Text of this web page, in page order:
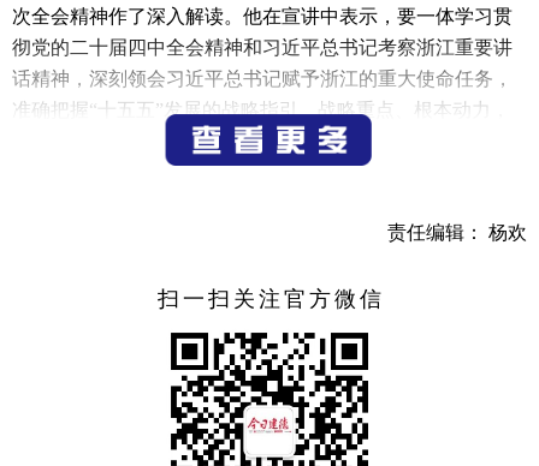
次全会精神作了深入解读。他在宣讲中表示，要一体学习贯
彻党的二十届四中全会精神和习近平总书记考察浙江重要讲
话精神，深刻领会习近平总书记赋予浙江的重大使命任务，
准确把握“十五五”发展的战略指引、战略重点、根本动力，
做到“5个必须”，聚焦聚力“六个重大突破、六个更加”，以改
革创新为根本动力，奋力推动高质量发展建设共同富裕示范
刘非在主持报告会时强调，全市各级党组织和广大党员
干部要提高政治站位，把学习贯彻党的二十届四中全会精神
作为当前和今后一个时期的重大政治任务，一体学习贯彻习
近平总书记考察浙江重要讲话精神特别是“4+1”重要要求，兴
起学习宣传贯彻热潮，在学深悟透的基础上抓好宣传宣讲和
研究阐释，不断推动学习贯彻走深走实，始终做到“总书记有
责任编辑： 杨欢
扫一扫关注官方微信